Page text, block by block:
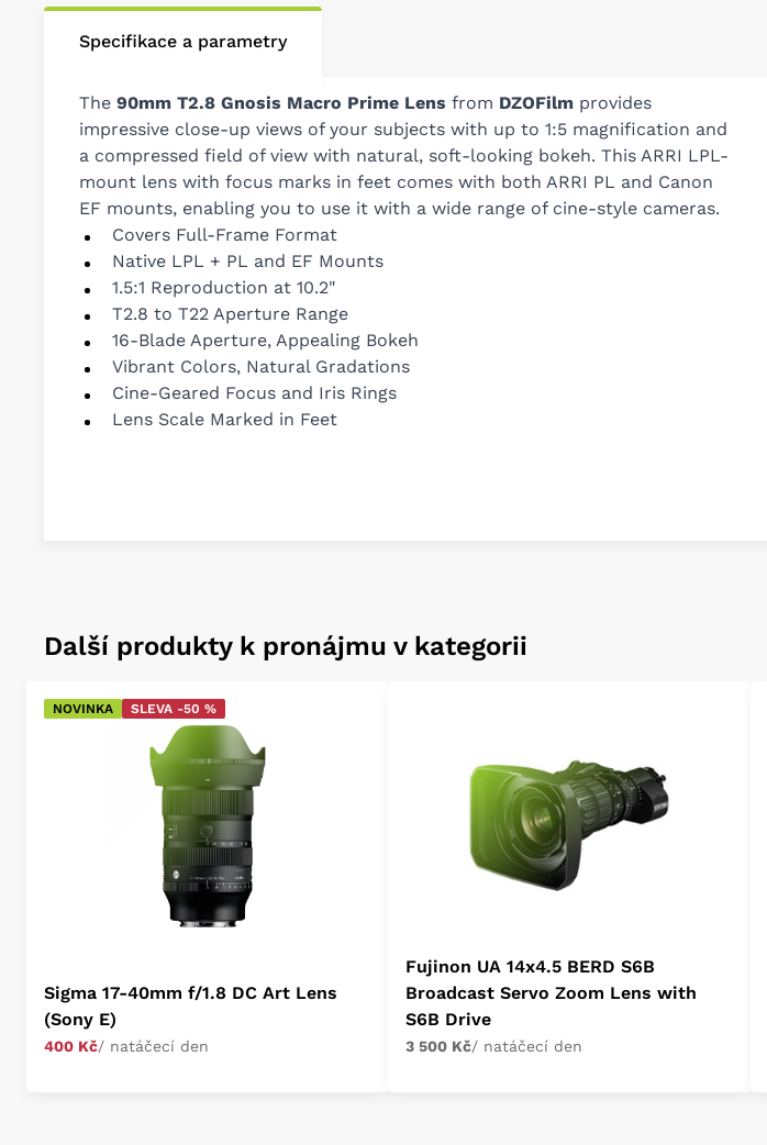
Specifikace a parametry
The 90mm T2.8 Gnosis Macro Prime Lens from DZOFilm provides
impressive close-up views of your subjects with up to 1:5 magnification and
a compressed field of view with natural, soft-looking bokeh. This ARRI LPL-
mount lens with focus marks in feet comes with both ARRI PL and Canon
EF mounts, enabling you to use it with a wide range of cine-style cameras.
Covers Full-Frame Format
Native LPL + PL and EF Mounts
1.5:1 Reproduction at 10.2"
T2.8 to T22 Aperture Range
16-Blade Aperture, Appealing Bokeh
Vibrant Colors, Natural Gradations
Cine-Geared Focus and Iris Rings
Lens Scale Marked in Feet
Další produkty k pronájmu v kategorii
NOVINKA SLEVA -50 %
Sigma 17-40mm f/1.8 DC Art Lens
(Sony E)
400 Kč/ natáčecí den
Fujinon UA 14x4.5 BERD S6B
Broadcast Servo Zoom Lens with
S6B Drive
3 500 Kč/ natáčecí den